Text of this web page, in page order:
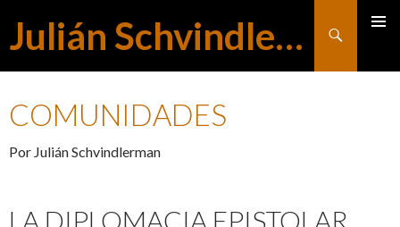
Julián Schvindlerman
Buscar
COMUNIDADES
Por Julián Schvindlerman
LA DIPLOMACIA EPISTOLAR